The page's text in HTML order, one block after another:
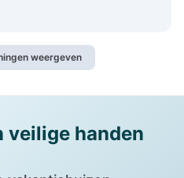
weergeven
veilige handen